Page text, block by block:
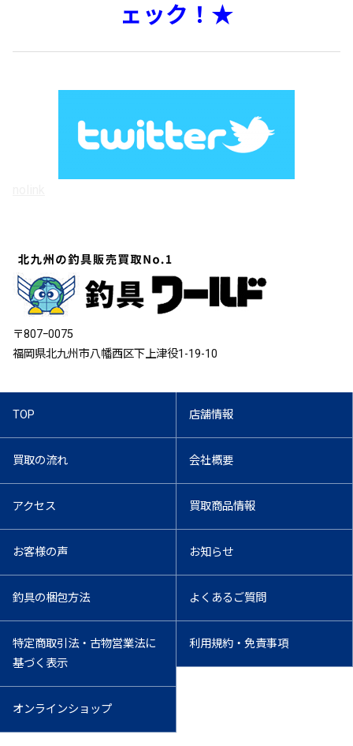
ェック！★
〒807ｰ0075
福岡県北九州市八幡西区下上津役1-19-10
TOP 店舗情報
買取の流れ 会社概要
アクセス 買取商品情報
お客様の声 お知らせ
釣具の梱包方法 よくあるご質問
特定商取引法・古物営業法に
基づく表示
利用規約・免責事項
オンラインショップ